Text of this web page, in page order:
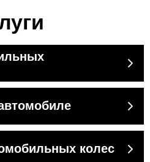
колес